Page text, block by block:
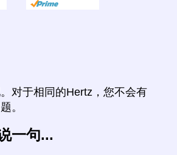
对于相同的Hertz，您不会有
。
一句...